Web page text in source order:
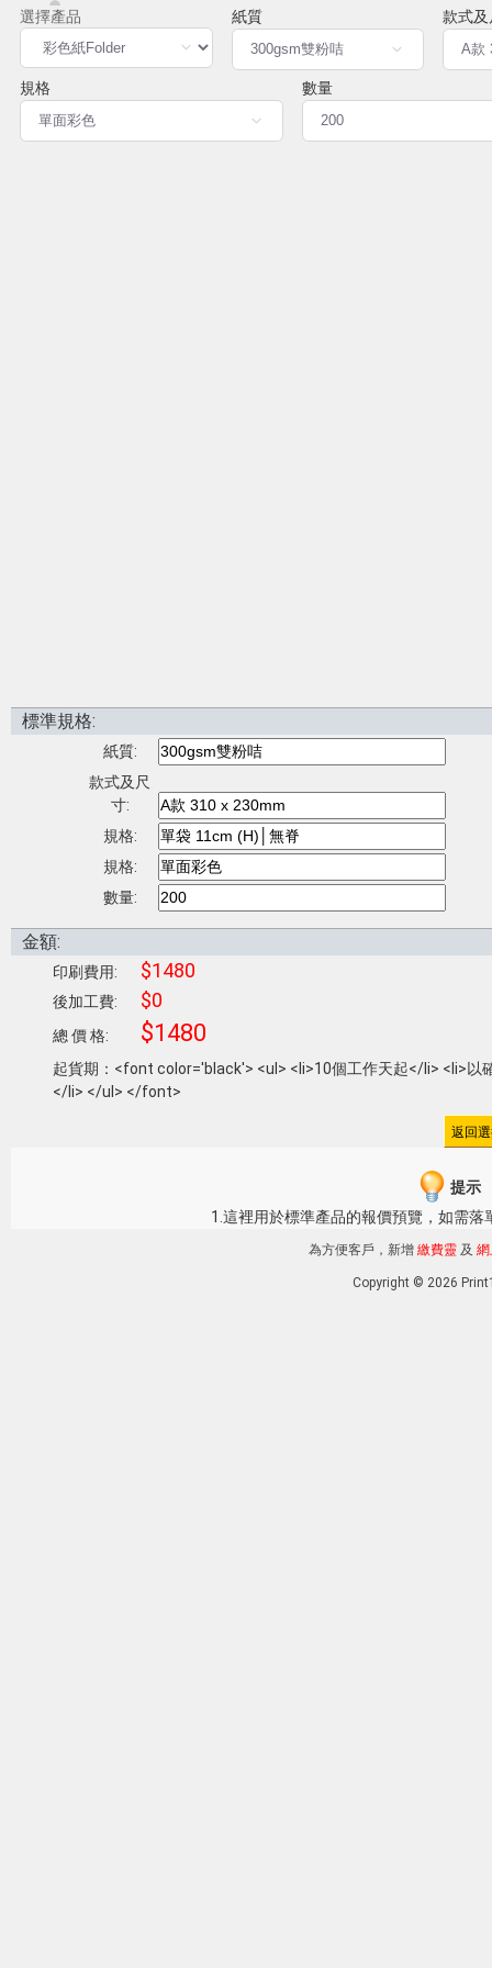
紙質 款式及
規格 數量
標準規格:
紙質:
款式及尺
寸:
規格:
規格:
數量:
金額:
印刷費用: $1480
後加工費: $0
總 價 格: $1480
起貨期：<font color='black'> <ul> <li>10個工作天起</li> <li>
</li> </ul> </font>
提示
1.這裡用於標準產品的報價預覽，如需落
為方便客戶，新增 繳費靈及 網
Copyright © 2026